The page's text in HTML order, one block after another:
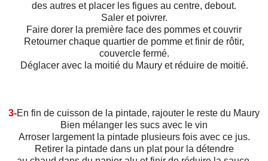
des autres et placer les figues au centre, debout.
Saler et poivrer.
Faire dorer la première face des pommes et couvrir
Retourner chaque quartier de pomme et finir de rôtir,
couvercle fermé.
Déglacer avec la moitié du Maury et réduire de moitié.
3-En fin de cuisson de la pintade, rajouter le reste du Maury
Bien mélanger les sucs avec le vin
Arroser largement la pintade plusieurs fois avec ce jus.
Retirer la pintade dans un plat pour la détendre